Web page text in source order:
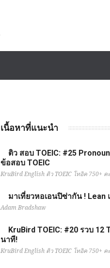
เนื้อหาที่แนะนำ
ติว สอบ TOEIC: #25
ข้อสอบ TOEIC
KruBird English ติว TOEIC โทอิค 750+ ค
มาเที่ยวหอเอนปิซ่ากัน ! Lean
Adam Bradshaw
KruBird TOEIC: #20 รวบ 12
นาที!
KruBird English ติว TOEIC โทอิค 750+ ค